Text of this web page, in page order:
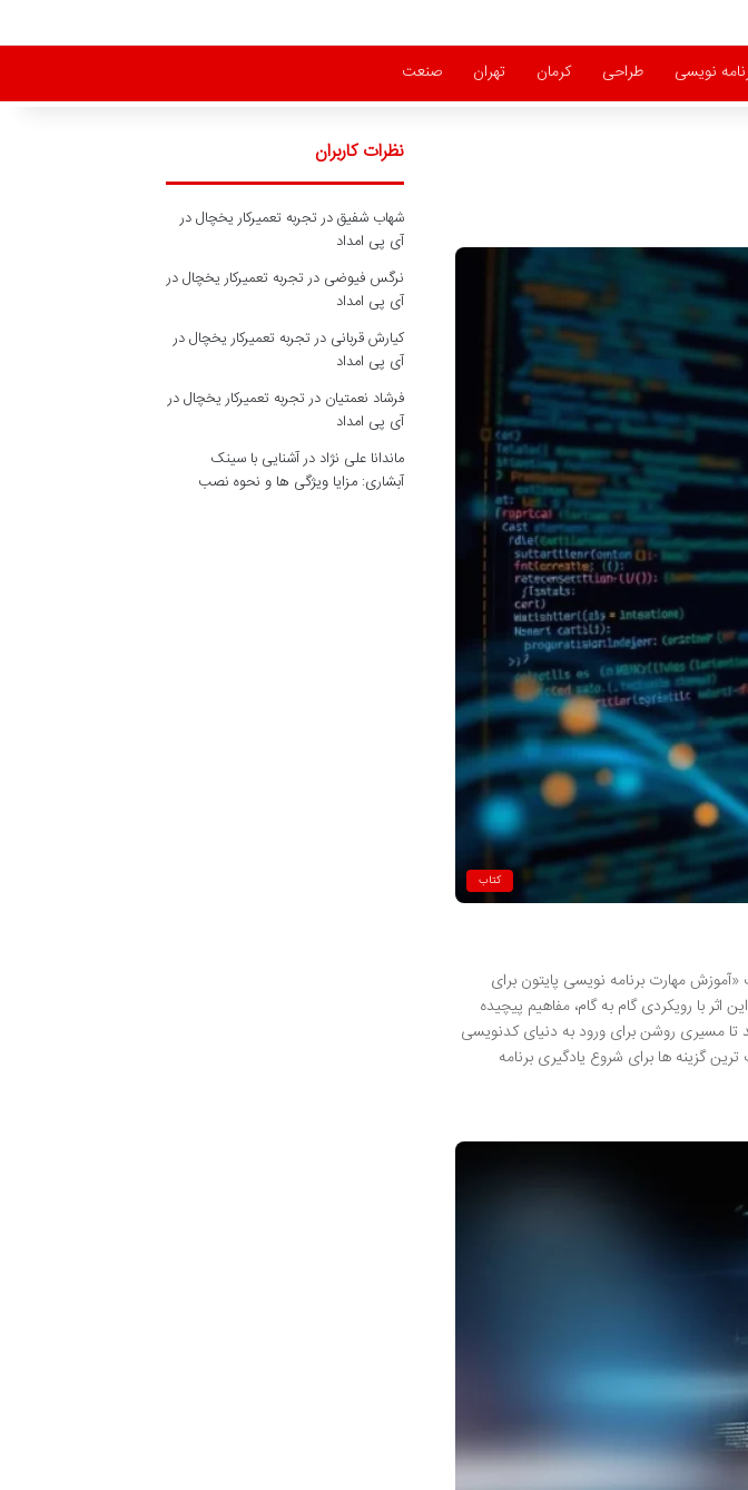
نویسی طراحی کرمان تهران صنعت
کتاب
مهارت برنامه نویسی پایتون برای
با رویکردی گام به گام، مفاهیم پیچیده
تا مسیری روشن برای ورود به دنیای کدنویسی
گزینه ها برای شروع یادگیری برنامه
نظرات کاربران
شهاب شفیقدرتجربه تعمیرکار یخچال در
آی پی امداد
نرگس فیوضی درتجربه تعمیرکار یخچال در
آی پی امداد
کیارش قربانی درتجربه تعمیرکار یخچال در
آی پی امداد
فرشاد نعمتیان درتجربه تعمیرکار یخچال در
آی پی امداد
ماندانا علی نژاد درآشنایی با سینک
آبشاری: مزایا ویژگی ها و نحوه نصب